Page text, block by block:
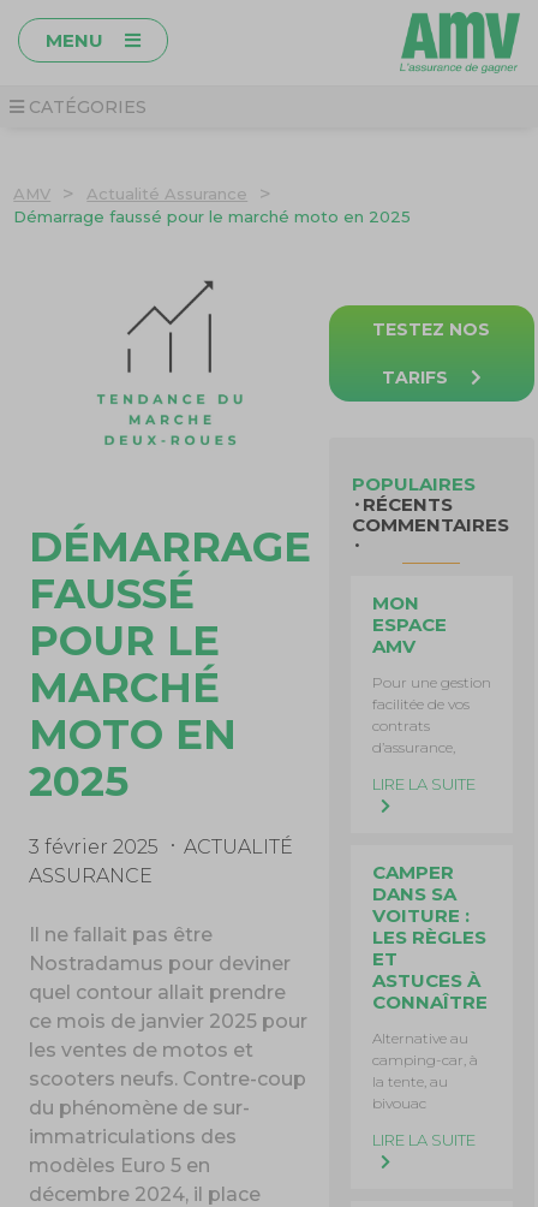
MENU
CATÉGORIES
AMV > Actualité Assurance >
Démarrage faussé pour le marché moto en 2025
DÉMARRAGE
FAUSSÉ
POUR LE
MARCHÉ
MOTO EN
2025
3 février 2025
ACTUALITÉ
ASSURANCE
Il ne fallait pas être
Nostradamus pour deviner
quel contour allait prendre
ce mois de janvier 2025 pour
les ventes de motos et
scooters neufs. Contre-coup
du phénomène de sur-
immatriculations des
modèles Euro 5 en
décembre 2024, il place
TESTEZ NOS
TARIFS
POPULAIRES
RÉCENTS
COMMENTAIRES
MON
ESPACE
AMV
Pour une gestion
facilitée de vos
contrats
d’assurance,
LIRE LA SUITE
CAMPER
DANS SA
VOITURE :
LES RÈGLES
ET
ASTUCES À
CONNAÎTRE
Alternative au
camping-car, à
la tente, au
bivouac
LIRE LA SUITE